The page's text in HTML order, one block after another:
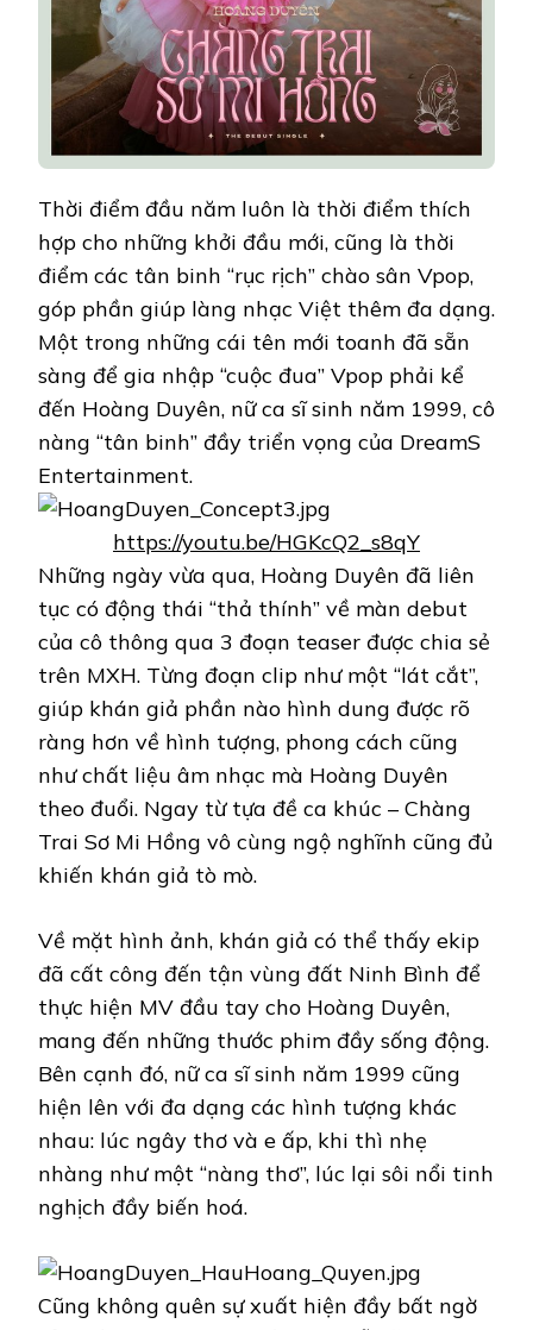
VIỆT
Thời điểm đầu năm luôn là thời điểm thích
hợp cho những khởi đầu mới, cũng là thời
điểm các tân binh “rục rịch” chào sân Vpop,
góp phần giúp làng nhạc Việt thêm đa dạng.
Một trong những cái tên mới toanh đã sẵn
sàng để gia nhập “cuộc đua” Vpop phải kể
đến Hoàng Duyên, nữ ca sĩ sinh năm 1999, cô
nàng “tân binh” đầy triển vọng của DreamS
Entertainment.
https://youtu.be/HGKcQ2_s8qY
Những ngày vừa qua, Hoàng Duyên đã liên
tục có động thái “thả thính” về màn debut
của cô thông qua 3 đoạn teaser được chia sẻ
trên MXH. Từng đoạn clip như một “lát cắt”,
giúp khán giả phần nào hình dung được rõ
ràng hơn về hình tượng, phong cách cũng
như chất liệu âm nhạc mà Hoàng Duyên
theo đuổi. Ngay từ tựa đề ca khúc – Chàng
Trai Sơ Mi Hồng vô cùng ngộ nghĩnh cũng đủ
khiến khán giả tò mò.
Về mặt hình ảnh, khán giả có thể thấy ekip
đã cất công đến tận vùng đất Ninh Bình để
thực hiện MV đầu tay cho Hoàng Duyên,
mang đến những thước phim đầy sống động.
Bên cạnh đó, nữ ca sĩ sinh năm 1999 cũng
hiện lên với đa dạng các hình tượng khác
nhau: lúc ngây thơ và e ấp, khi thì nhẹ
nhàng như một “nàng thơ”, lúc lại sôi nổi tinh
nghịch đầy biến hoá.
Cũng không quên sự xuất hiện đầy bất ngờ